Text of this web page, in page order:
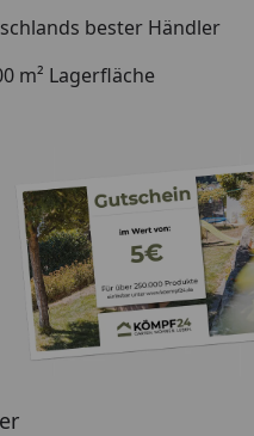
bester Händler
m² Lagerfläche